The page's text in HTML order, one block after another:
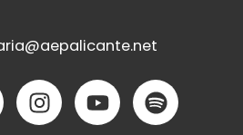
I
n
Y
o
S
p